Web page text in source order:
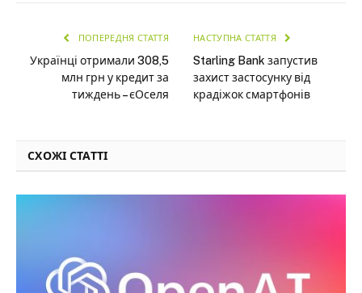
ПОПЕРЕДНЯ СТАТТЯ
Українці отримали 308,5
млн грн у кредит за
тиждень – єОселя
НАСТУПНА СТАТТЯ
Starling Bank запустив
захист застосунку від
крадіжок смартфонів
СХОЖІ СТАТТІ